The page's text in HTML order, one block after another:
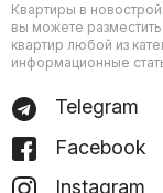
Квартиры в
вы можете
квартир любой из
информационные
Telegram
Facebook
Instagram